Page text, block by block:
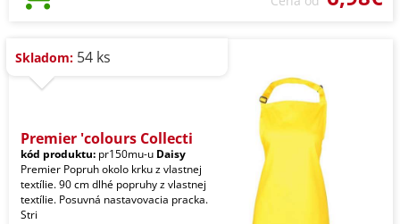
Skladom: 54 ks
Premier 'colours Collecti
kód produktu: pr150mu-u Daisy
Premier Popruh okolo krku z vlastnej
textílie. 90 cm dlhé popruhy z vlastnej
textílie. Posuvná nastavovacia pracka.
Stri